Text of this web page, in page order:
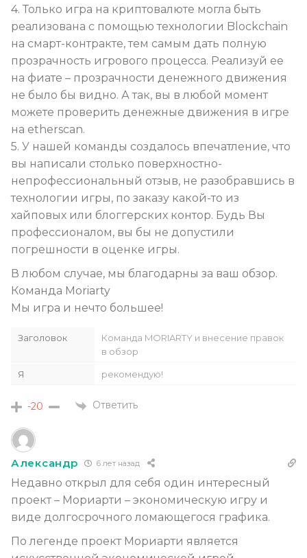
4. Только игра на криптовалюте могла быть
реализована с помощью технологии Blockchain
на смарт-контракте, тем самым дать полную
прозрачность игрового процесса. Реализуй ее
на фиате – прозрачности денежного движения
не было бы видно. А так, вы в любой момент
можете проверить денежные движения в игре
на etherscan.
5. У нашей команды создалось впечатление, что
вы написали столько поверхностно-
непрофессиональный отзыв, не разобравшись в
технологии игры, по заказу какой-то из
хайповых или блоггерских контор. Будь Вы
профессионалом, вы бы не допустили
погрешности в оценке игры.
В любом случае, мы благодарны за ваш обзор.
Команда Moriarty
Мы игра и нечто большее!
Заголовок
Команда MORIARTY и внесение правок
в обзор
Я рекомендую!
-20 Ответить
Александр 6 лет назад
Недавно открыл для себя один интересный
проект – Мориарти – экономическую игру и
виде долгосрочного ломающегося графика.
По легенде проект Мориарти является